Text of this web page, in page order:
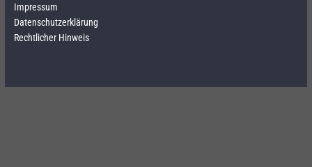
Impressum
Datenschutzerklärung
Rechtlicher Hinweis